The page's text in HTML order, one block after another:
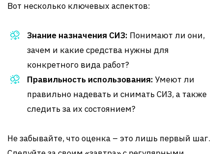
Вот несколько ключевых аспектов:
Знание назначения СИЗ: Понимают ли они,
зачем и какие средства нужны для
конкретного вида работ?
Правильность использования: Умеют ли
правильно надевать и снимать СИЗ, а также
следить за их состоянием?
Не забывайте, что оценка – это лишь первый шаг.